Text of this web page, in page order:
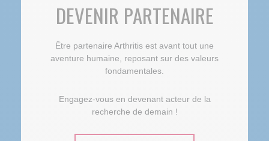
DEVENIR PARTENAIRE
Être partenaire Arthritis est avant tout une
aventure humaine, reposant sur des valeurs
fondamentales.
Engagez-vous en devenant acteur de la
recherche de demain !